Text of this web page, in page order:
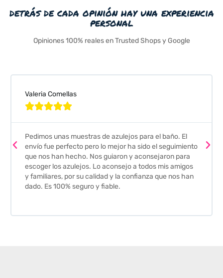
detrás de cada opinión hay una experiencia
personal
Opiniones 100% reales en Trusted Shops y Google
Valeria Comellas

Pedimos unas muestras de azulejos para el baño. El
envío fue perfecto pero lo mejor ha sido el seguimiento
que nos han hecho. Nos guiaron y aconsejaron para
escoger los azulejos. Lo aconsejo a todos mis amigos
y familiares, por su calidad y la confianza que nos han
dado. Es 100% seguro y fiable.